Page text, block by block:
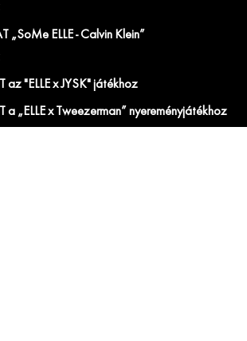
„SoMe ELLE - Calvin Klein”
az "ELLE x JYSK" játékhoz
a „ELLE x Tweezerman” nyereményjátékhoz